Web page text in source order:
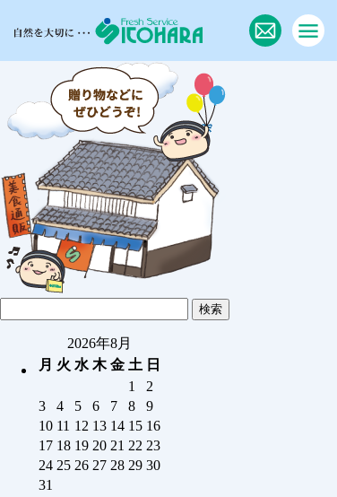
2026年8月
月 火 水 木 金 土 日
1
2
3
4 5 6 7 8
9
10 11 12 13 14 15 16
17 18 19 20 21 22 23
24 25 26 27 28 29 30
31